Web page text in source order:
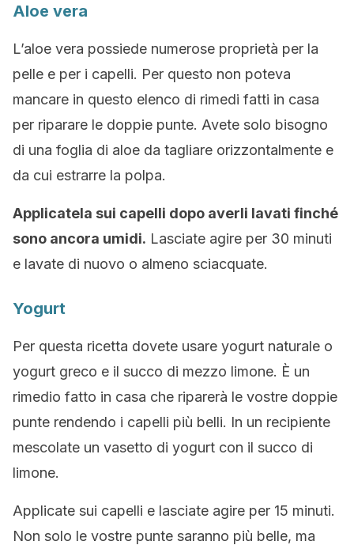
Aloe vera
L’aloe vera possiede numerose proprietà per la
pelle e per i capelli. Per questo non poteva
mancare in questo elenco di rimedi fatti in casa
per riparare le doppie punte. Avete solo bisogno
di una foglia di aloe da tagliare orizzontalmente e
da cui estrarre la polpa.
Applicatela sui capelli dopo averli lavati finché
sono ancora umidi. Lasciate agire per 30 minuti
e lavate di nuovo o almeno sciacquate.
Yogurt
Per questa ricetta dovete usare yogurt naturale o
yogurt greco e il succo di mezzo limone. È un
rimedio fatto in casa che riparerà le vostre doppie
punte rendendo i capelli più belli. In un recipiente
mescolate un vasetto di yogurt con il succo di
limone.
Applicate sui capelli e lasciate agire per 15 minuti.
Non solo le vostre punte saranno più belle, ma